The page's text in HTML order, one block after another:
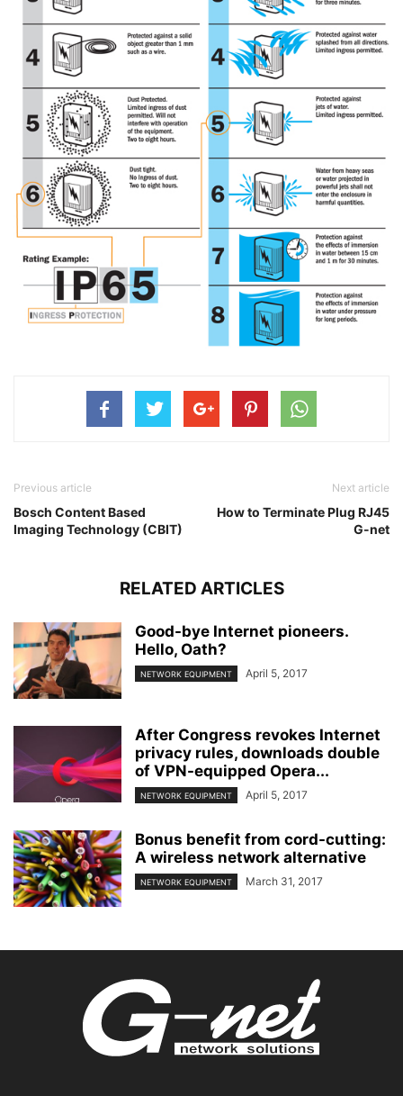
Previous article
Bosch Content Based
Imaging Technology (CBIT)
Next article
How to Terminate Plug RJ45
G-net
RELATED ARTICLES
Good-bye Internet pioneers.
Hello, Oath?
NETWORK EQUIPMENT April 5, 2017
After Congress revokes Internet
privacy rules, downloads double
of VPN-equipped Opera...
NETWORK EQUIPMENT April 5, 2017
Bonus benefit from cord-cutting:
A wireless network alternative
NETWORK EQUIPMENT March 31, 2017